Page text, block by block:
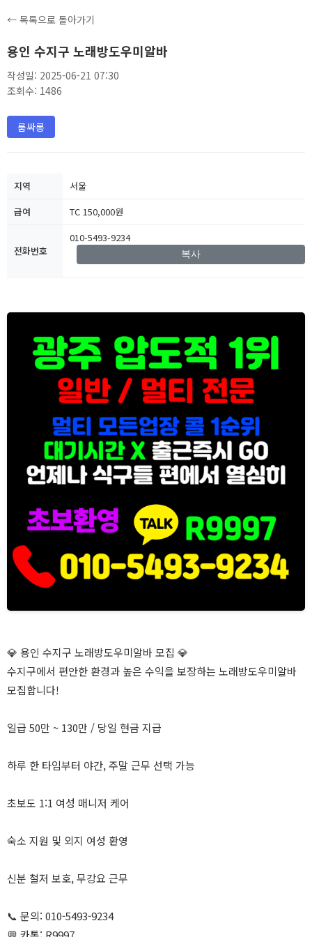
← 목록으로 돌아가기
용인 수지구 노래방도우미알바
작성일: 2025-06-21 07:30
조회수: 1486
룸싸롱
지역
서울
급여
TC 150,000원
전화번호
010-5493-9234
복사
💎 용인 수지구 노래방도우미알바 모집 💎
수지구에서 편안한 환경과 높은 수익을 보장하는 노래방도우미알바
모집합니다!
일급 50만 ~ 130만 / 당일 현금 지급
하루 한 타임부터 야간, 주말 근무 선택 가능
초보도 1:1 여성 매니저 케어
숙소 지원 및 외지 여성 환영
신분 철저 보호, 무강요 근무
📞 문의: 010-5493-9234